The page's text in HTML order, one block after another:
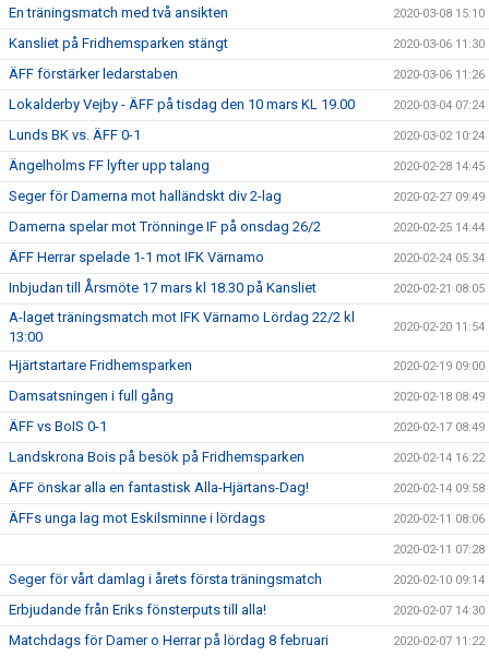
En träningsmatch med två ansikten 2020-03-08 15:10
Kansliet på Fridhemsparken stängt 2020-03-06 11:30
ÄFF förstärker ledarstaben 2020-03-06 11:26
Lokalderby Vejby - ÄFF på tisdag den 10 mars KL 19.00 2020-03-04 07:24
Lunds BK vs. ÄFF 0-1 2020-03-02 10:24
Ängelholms FF lyfter upp talang 2020-02-28 14:45
Seger för Damerna mot halländskt div 2-lag 2020-02-27 09:49
Damerna spelar mot Trönninge IF på onsdag 26/2 2020-02-25 14:44
ÄFF Herrar spelade 1-1 mot IFK Värnamo 2020-02-24 05:34
Inbjudan till Årsmöte 17 mars kl 18.30 på Kansliet 2020-02-21 08:05
A-laget träningsmatch mot IFK Värnamo Lördag 22/2 kl
13:00
2020-02-20 11:54
Hjärtstartare Fridhemsparken 2020-02-19 09:00
Damsatsningen i full gång 2020-02-18 08:49
ÄFF vs BoIS 0-1 2020-02-17 08:49
Landskrona Bois på besök på Fridhemsparken 2020-02-14 16:22
ÄFF önskar alla en fantastisk Alla-Hjärtans-Dag! 2020-02-14 09:58
ÄFFs unga lag mot Eskilsminne i lördags 2020-02-11 08:06
2020-02-11 07:28
Seger för vårt damlag i årets första träningsmatch 2020-02-10 09:14
Erbjudande från Eriks fönsterputs till alla! 2020-02-07 14:30
Matchdags för Damer o Herrar på lördag 8 februari 2020-02-07 11:22